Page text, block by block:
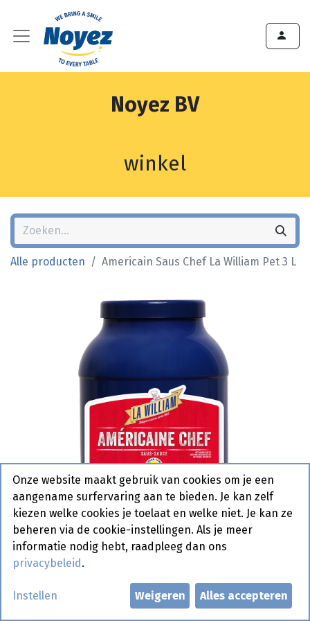
Noyez BV
winkel
Alle producten Americain Saus Chef La William Pet 3 L
Americain Saus Chef La William
Pet 3 L
Onze website maakt gebruik van cookies om je een
aangename surfervaring aan te bieden. Je kan zelf
kiezen welke cookies je toelaat en welke niet. Je kan ze
beheren via de cookie-instellingen. Als je meer
informatie nodig hebt, raadpleeg dan ons
privacybeleid .
Instellen Weigeren Alles accepteren